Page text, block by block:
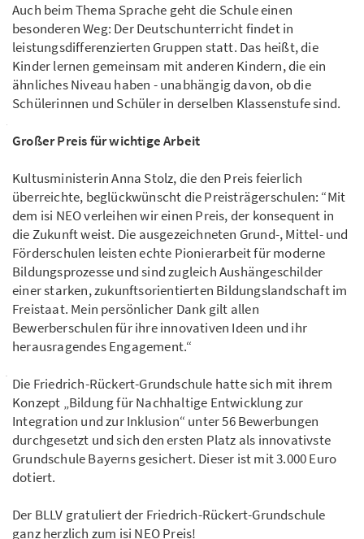
Auch beim Thema Sprache geht die Schule einen
besonderen Weg: Der Deutschunterricht findet in
leistungsdifferenzierten Gruppen statt. Das heißt, die
Kinder lernen gemeinsam mit anderen Kindern, die ein
ähnliches Niveau haben - unabhängig davon, ob die
Schülerinnen und Schüler in derselben Klassenstufe sind.
Großer Preis für wichtige Arbeit
Kultusministerin Anna Stolz, die den Preis feierlich
überreichte, beglückwünscht die Preisträgerschulen: “Mit
dem isi NEO verleihen wir einen Preis, der konsequent in
die Zukunft weist. Die ausgezeichneten Grund-, Mittel- und
Förderschulen leisten echte Pionierarbeit für moderne
Bildungsprozesse und sind zugleich Aushängeschilder
einer starken, zukunftsorientierten Bildungslandschaft im
Freistaat. Mein persönlicher Dank gilt allen
Bewerberschulen für ihre innovativen Ideen und ihr
herausragendes Engagement.“
Die Friedrich-Rückert-Grundschule hatte sich mit ihrem
Konzept „Bildung für Nachhaltige Entwicklung zur
Integration und zur Inklusion“ unter 56 Bewerbungen
durchgesetzt und sich den ersten Platz als innovativste
Grundschule Bayerns gesichert. Dieser ist mit 3.000 Euro
dotiert.
Der BLLV gratuliert der Friedrich-Rückert-Grundschule
ganz herzlich zum isi NEO Preis!